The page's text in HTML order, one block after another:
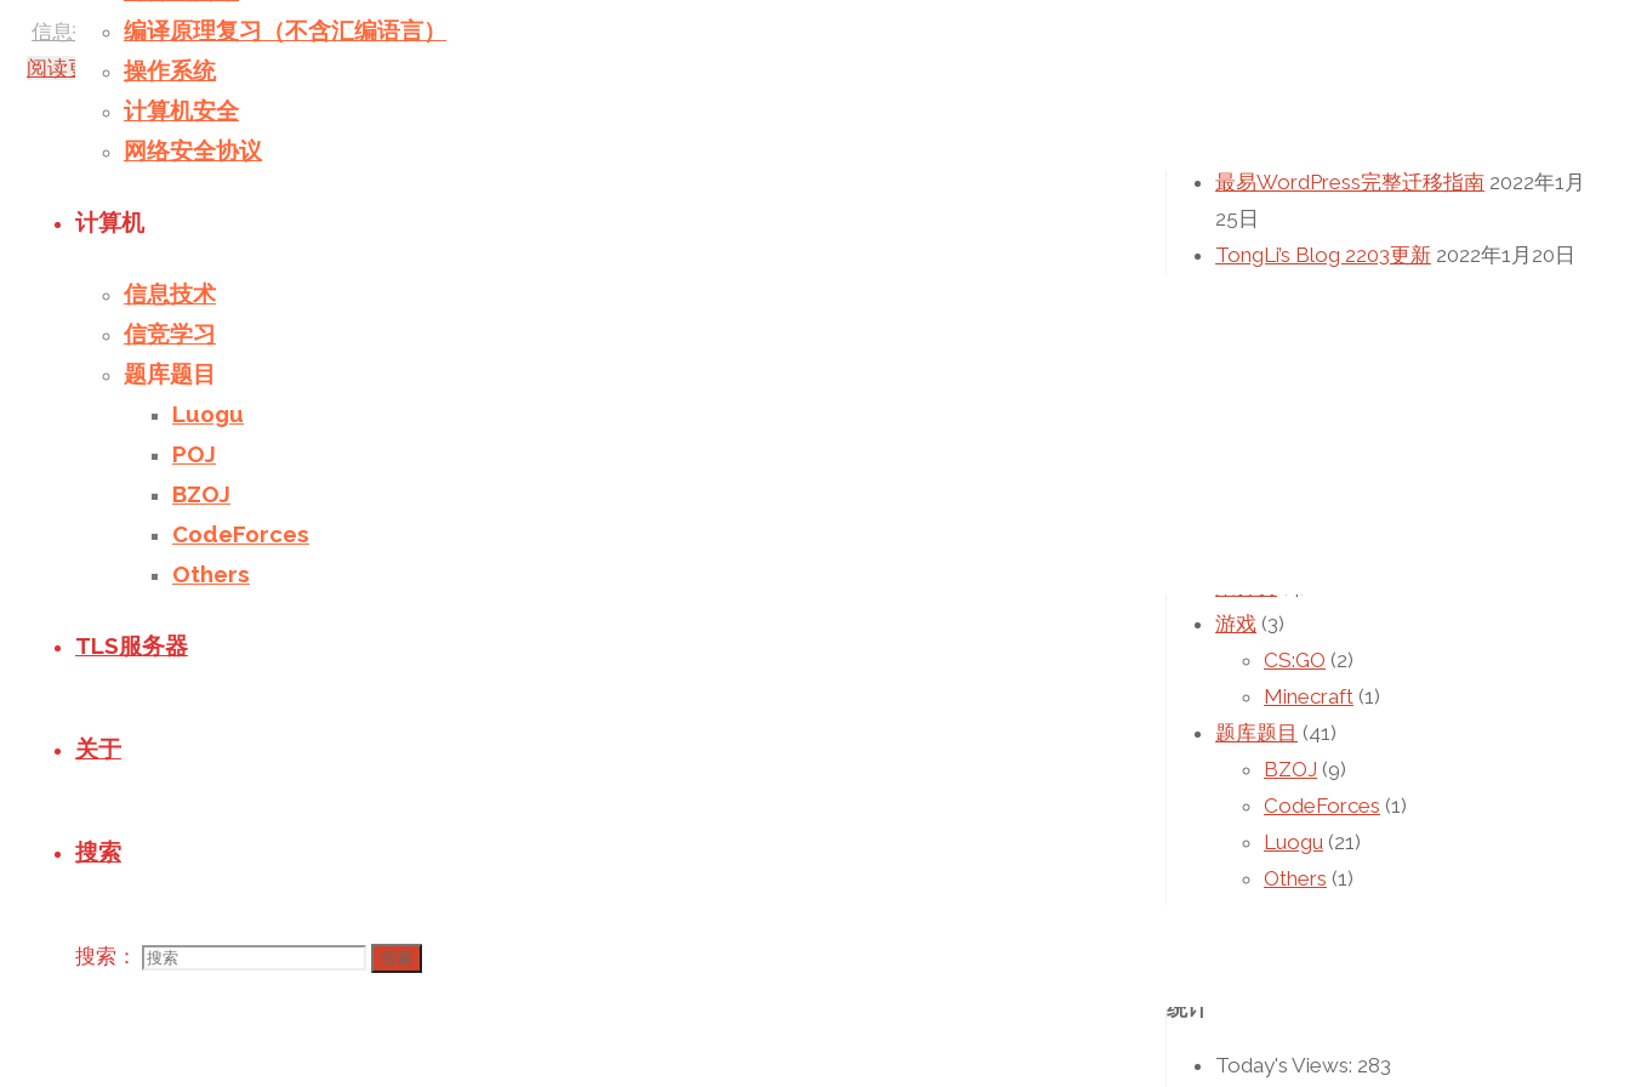
编译原理复习（不含汇编语言）
操作系统
计算机安全
网络安全协议
计算机
信息技术
信竞学习
题库题目
Luogu
POJ
BZOJ
CodeForces
Others
TLS服务器
关于
搜索
搜索： 搜索
信息技术 /性能/游戏/电脑
阅读更多 "软硬件双管齐下优化Surface性能"
最易WordPress完整迁移指南 2022年1月
25日
TongLi’s Blog 2203更新 2022年1月20日
游戏 (3)
CS:GO (2)
Minecraft (1)
题库题目 (41)
BZOJ (9)
CodeForces (1)
Luogu (21)
Others (1)
统计
Today's Views: 283